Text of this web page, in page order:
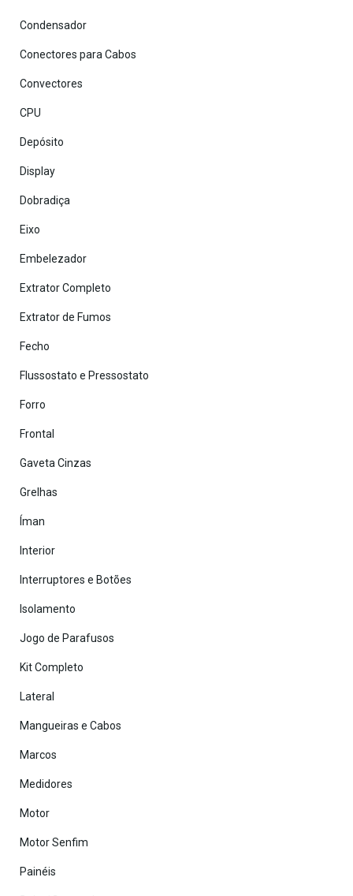
Condensador
Conectores para Cabos
Convectores
CPU
Depósito
Display
Dobradiça
Eixo
Embelezador
Extrator Completo
Extrator de Fumos
Fecho
Flussostato e Pressostato
Forro
Frontal
Gaveta Cinzas
Grelhas
Íman
Interior
Interruptores e Botões
Isolamento
Jogo de Parafusos
Kit Completo
Lateral
Mangueiras e Cabos
Marcos
Medidores
Motor
Motor Senfim
Painéis